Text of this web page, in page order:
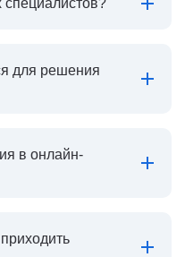
специалистов?
для решения
в онлайн-